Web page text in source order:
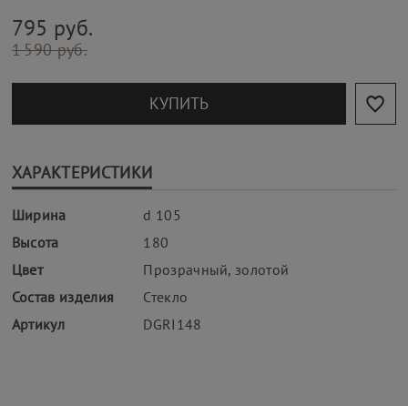
795 руб.
1 590 руб.
КУПИТЬ
ХАРАКТЕРИСТИКИ
Ширина
d 105
Высота
180
Цвет
Прозрачный, золотой
Состав изделия
Стекло
Артикул
DGRI148